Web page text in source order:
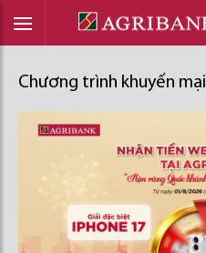
Chương trình khuyến mại